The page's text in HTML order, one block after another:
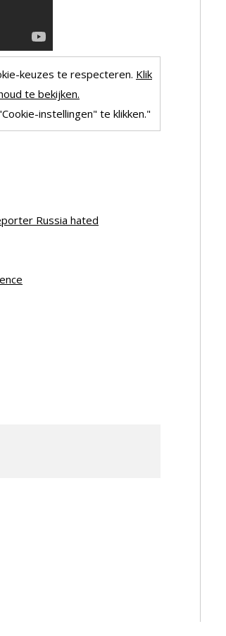
keuzes te respecteren. Klik
te bekijken.
instellingen" te klikken."
Russia hated